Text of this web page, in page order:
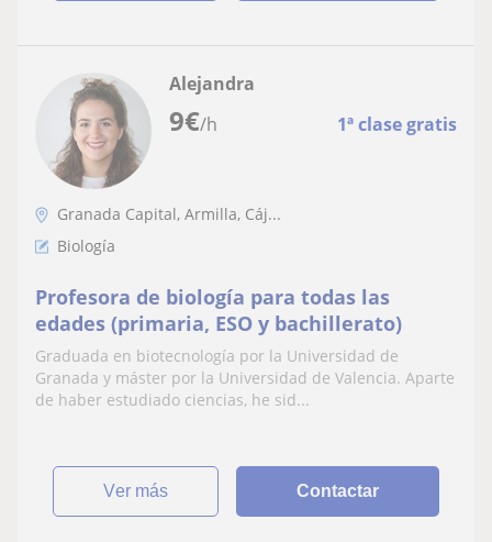
9€/h 1ª clase gratis
Alejandra
Granada Capital, Armilla, Cáj...
Biología
Profesora de biología para todas las
edades (primaria, ESO y bachillerato)
Graduada en biotecnología por la Universidad de
Granada y máster por la Universidad de Valencia. Aparte
de haber estudiado ciencias, he sid...
ver más Contactar